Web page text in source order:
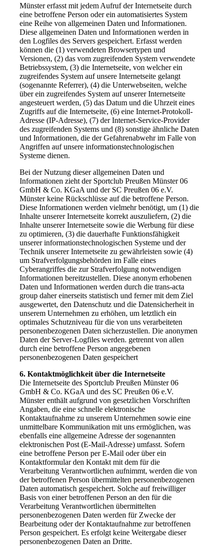
Münster erfasst mit jedem Aufruf der Internetseite durch
eine betroffene Person oder ein automatisiertes System
eine Reihe von allgemeinen Daten und Informationen.
Diese allgemeinen Daten und Informationen werden in
den Logfiles des Servers gespeichert. Erfasst werden
können die (1) verwendeten Browsertypen und
Versionen, (2) das vom zugreifenden System verwendete
Betriebssystem, (3) die Internetseite, von welcher ein
zugreifendes System auf unsere Internetseite gelangt
(sogenannte Referrer), (4) die Unterwebseiten, welche
über ein zugreifendes System auf unserer Internetseite
angesteuert werden, (5) das Datum und die Uhrzeit eines
Zugriffs auf die Internetseite, (6) eine Internet-Protokoll-
Adresse (IP-Adresse), (7) der Internet-Service-Provider
des zugreifenden Systems und (8) sonstige ähnliche Daten
und Informationen, die der Gefahrenabwehr im Falle von
Angriffen auf unsere informationstechnologischen
Systeme dienen.
Bei der Nutzung dieser allgemeinen Daten und
Informationen zieht der Sportclub Preußen Münster 06
GmbH & Co. KGaA und der SC Preußen 06 e.V.
Münster keine Rückschlüsse auf die betroffene Person.
Diese Informationen werden vielmehr benötigt, um (1) die
Inhalte unserer Internetseite korrekt auszuliefern, (2) die
Inhalte unserer Internetseite sowie die Werbung für diese
zu optimieren, (3) die dauerhafte Funktionsfähigkeit
unserer informationstechnologischen Systeme und der
Technik unserer Internetseite zu gewährleisten sowie (4)
um Strafverfolgungsbehörden im Falle eines
Cyberangriffes die zur Strafverfolgung notwendigen
Informationen bereitzustellen. Diese anonym erhobenen
Daten und Informationen werden durch die trans-acta
group daher einerseits statistisch und ferner mit dem Ziel
ausgewertet, den Datenschutz und die Datensicherheit in
unserem Unternehmen zu erhöhen, um letztlich ein
optimales Schutzniveau für die von uns verarbeiteten
personenbezogenen Daten sicherzustellen. Die anonymen
Daten der Server-Logfiles werden. getrennt von allen
durch eine betroffene Person angegebenen
personenbezogenen Daten gespeichert
6. Kontaktmöglichkeit über die Internetseite
Die Internetseite des Sportclub Preußen Münster 06
GmbH & Co. KGaA und des SC Preußen 06 e.V.
Münster enthält aufgrund von gesetzlichen Vorschriften
Angaben, die eine schnelle elektronische
Kontaktaufnahme zu unserem Unternehmen sowie eine
unmittelbare Kommunikation mit uns ermöglichen, was
ebenfalls eine allgemeine Adresse der sogenannten
elektronischen Post (E-Mail-Adresse) umfasst. Sofern
eine betroffene Person per E-Mail oder über ein
Kontaktformular den Kontakt mit dem für die
Verarbeitung Verantwortlichen aufnimmt, werden die von
der betroffenen Person übermittelten personenbezogenen
Daten automatisch gespeichert. Solche auf freiwilliger
Basis von einer betroffenen Person an den für die
Verarbeitung Verantwortlichen übermittelten
personenbezogenen Daten werden für Zwecke der
Bearbeitung oder der Kontaktaufnahme zur betroffenen
Person gespeichert. Es erfolgt keine Weitergabe dieser
personenbezogenen Daten an Dritte.